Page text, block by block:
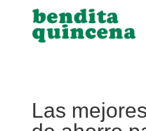
Las